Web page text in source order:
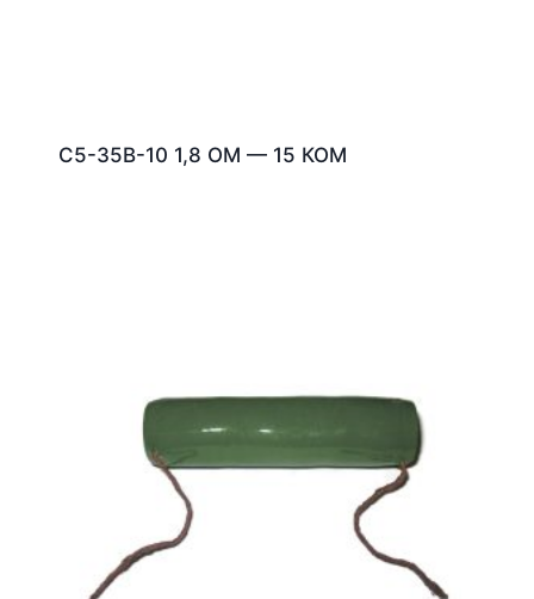
С5-35В-10 1,8 ОМ — 15 КОМ